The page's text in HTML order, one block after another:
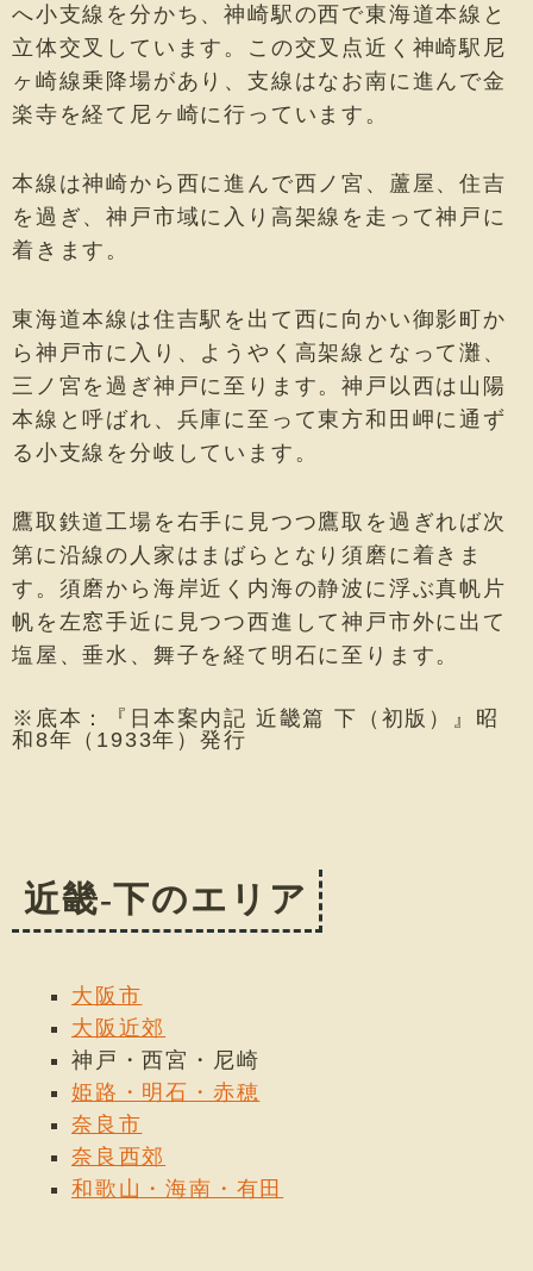
へ小支線を分かち、神崎駅の西で東海道本線と
立体交叉しています。この交叉点近く神崎駅尼
ヶ崎線乗降場があり、支線はなお南に進んで金
楽寺を経て尼ヶ崎に行っています。
本線は神崎から西に進んで西ノ宮、蘆屋、住吉
を過ぎ、神戸市域に入り高架線を走って神戸に
着きます。
東海道本線は住吉駅を出て西に向かい御影町か
ら神戸市に入り、ようやく高架線となって灘、
三ノ宮を過ぎ神戸に至ります。神戸以西は山陽
本線と呼ばれ、兵庫に至って東方和田岬に通ず
る小支線を分岐しています。
鷹取鉄道工場を右手に見つつ鷹取を過ぎれば次
第に沿線の人家はまばらとなり須磨に着きま
す。須磨から海岸近く内海の静波に浮ぶ真帆片
帆を左窓手近に見つつ西進して神戸市外に出て
塩屋、垂水、舞子を経て明石に至ります。
※底本：『日本案内記 近畿篇 下（初版）』昭
和8年（1933年）発行
近畿-下のエリア
大阪市
大阪近郊
神戸・西宮・尼崎
姫路・明石・赤穂
奈良市
奈良西郊
和歌山・海南・有田